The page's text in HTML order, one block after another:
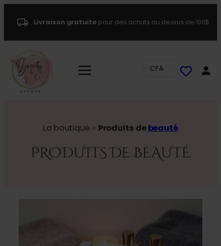
Livraison gratuitepour des achats au dessus de 100$
CFA
La boutique > Produits debeauté
PRODUITS DE BEAUTÉ